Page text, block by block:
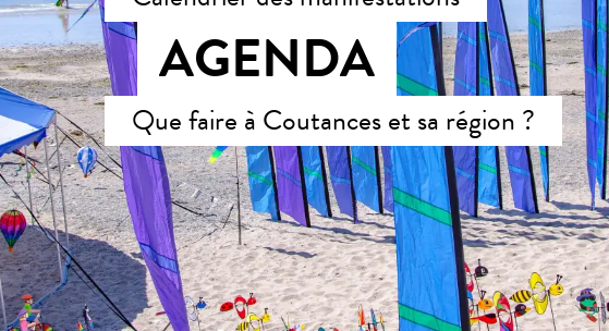
AGENDA
Que faire à Coutances et sa région ?